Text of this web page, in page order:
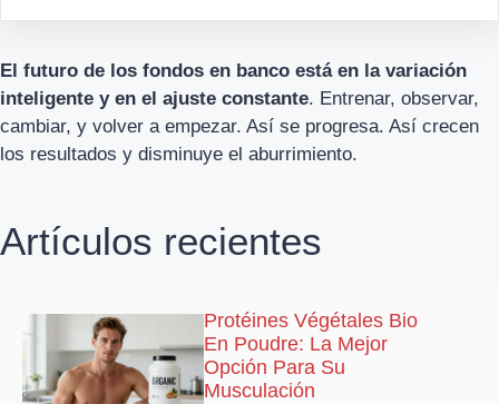
El futuro de los fondos en banco está en la variación
inteligente y en el ajuste constante. Entrenar, observar,
cambiar, y volver a empezar. Así se progresa. Así crecen
los resultados y disminuye el aburrimiento.
Artículos recientes
Protéines Végétales Bio
En Poudre: La Mejor
Opción Para Su
Musculación